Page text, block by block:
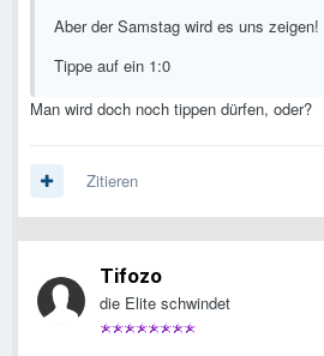
Aber der Samstag wird es uns zeigen!
Tippe auf ein 1:0
Man wird doch noch tippen dürfen, oder?
Zitieren
Tifozo
die Elite schwindet